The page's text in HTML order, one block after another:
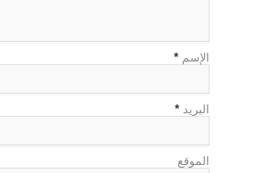
الإسم *
البريد *
الموقع